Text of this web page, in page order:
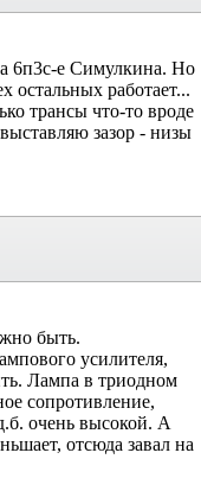
6п3с-е Симулкина. Но
остальных работает...
трансы что-то вроде
зазор - низы
быть.
усилителя,
Лампа в триодном
сопротивление,
очень высокой. А
отсюда завал на